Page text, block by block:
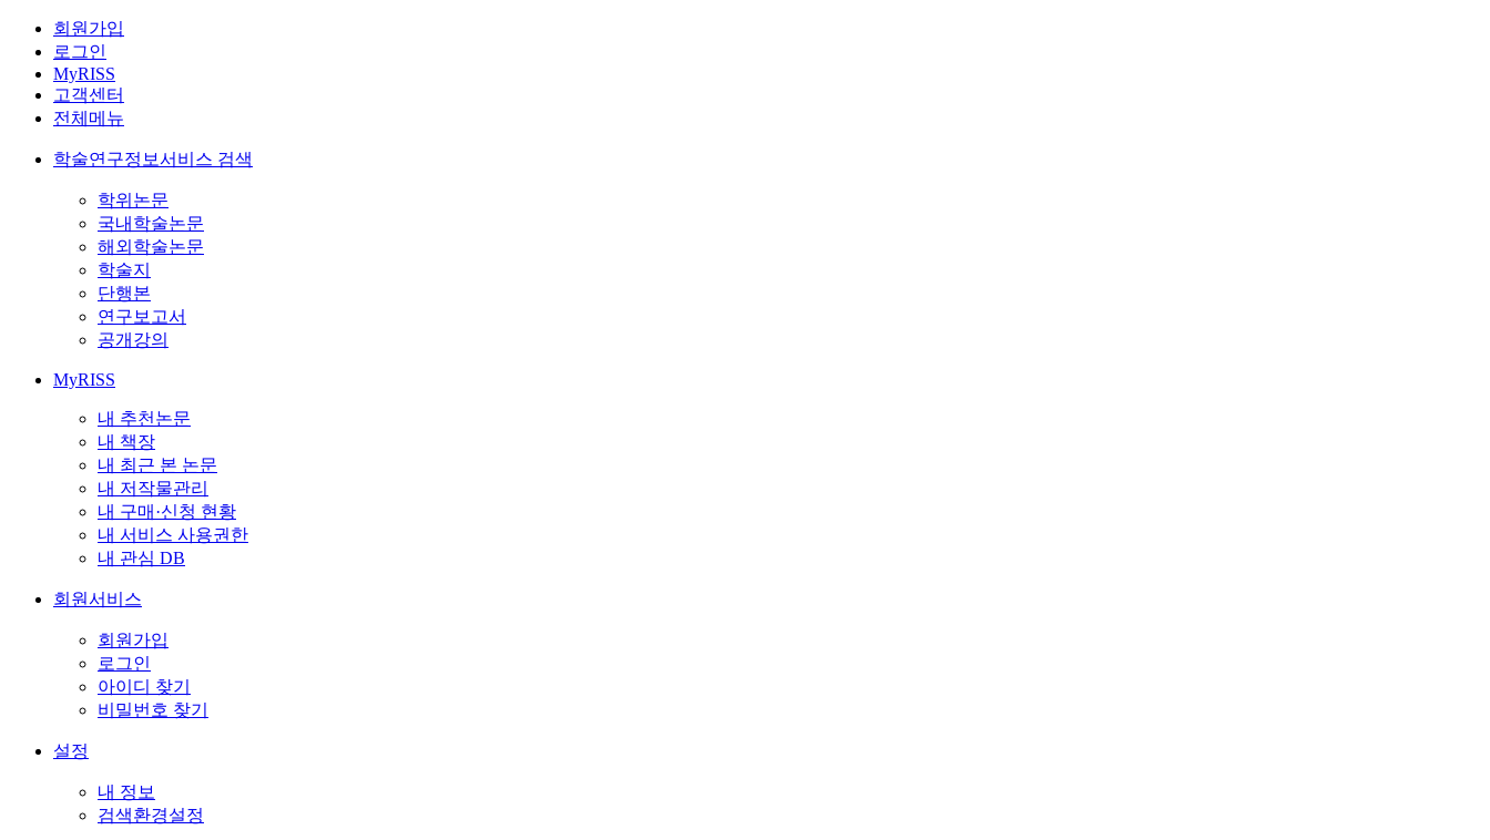
회원가입
로그인
MyRISS
고객센터
전체메뉴
학술연구정보서비스 검색
학위논문
국내학술논문
해외학술논문
학술지
단행본
연구보고서
공개강의
MyRISS
내 추천논문
내 책장
내 최근 본 논문
내 저작물관리
내 구매·신청 현황
내 서비스 사용권한
내 관심 DB
회원서비스
회원가입
로그인
아이디 찾기
비밀번호 찾기
설정
내 정보
검색환경설정